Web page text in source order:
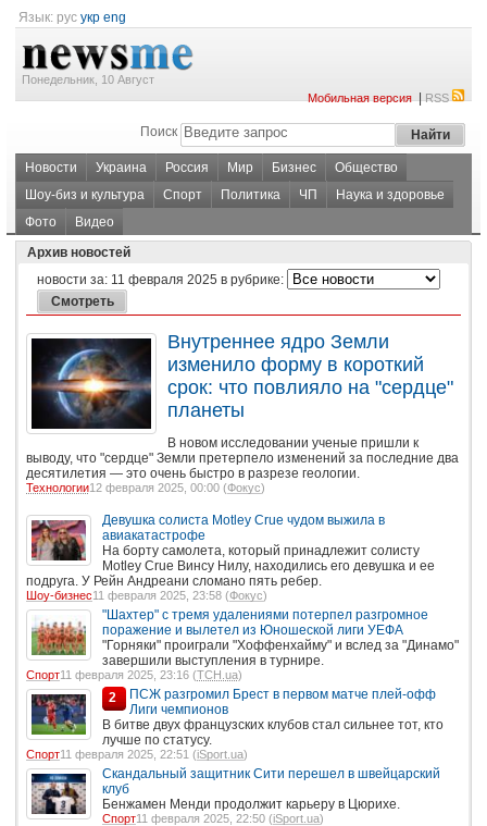
Язык: рус укр eng
Понедельник, 10 Август
Мобильная версия|RSS
Поиск
Новости Украина Россия Мир Бизнес
Общество
Шоу-биз и культура
Спорт Политика ЧП
Наука и здоровье
Фото
Видео
Архив новостей
новости за: 11 февраля 2025 в рубрике:
Внутреннее ядро Земли
изменило форму в короткий
срок: что повлияло на "сердце"
планеты
В новом исследовании ученые пришли к
выводу, что "сердце" Земли претерпело изменений за последние два
десятилетия — это очень быстро в разрезе геологии.
Технологии12 февраля 2025, 00:00 (Фокус)
Девушка солиста Motley Crue чудом выжила в
авиакатастрофе
На борту самолета, который принадлежит солисту
Motley Crue Винсу Нилу, находились его девушка и ее
подруга. У Рейн Андреани сломано пять ребер.
Шоу-бизнес11 февраля 2025, 23:58 (Фокус)
"Шахтер" с тремя удалениями потерпел разгромное
поражение и вылетел из Юношеской лиги УЕФА
"Горняки" проиграли "Хоффенхайму" и вслед за "Динамо"
завершили выступления в турнире.
Спорт11 февраля 2025, 23:16 (ТСН.ua)
2
ПСЖ разгромил Брест в первом матче плей-офф
Лиги чемпионов
В битве двух французских клубов стал сильнее тот, кто
лучше по статусу.
Спорт11 февраля 2025, 22:51 (iSport.ua)
Скандальный защитник Сити перешел в швейцарский
клуб
Бенжамен Менди продолжит карьеру в Цюрихе.
Спорт11 февраля 2025, 22:50 (iSport.ua)